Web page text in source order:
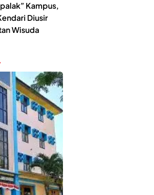
Kampus,
Diusir
Wisuda
UIN
Manfaat dan